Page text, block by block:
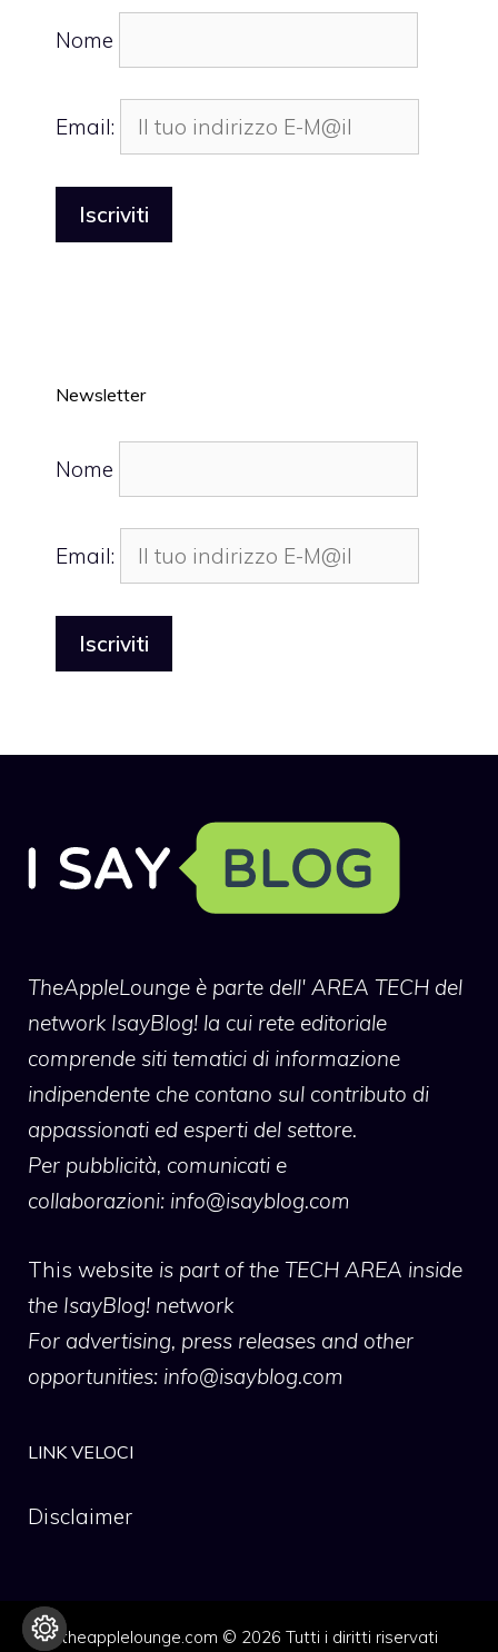
Nome
Email:
Newsletter
Nome
Email:
TheAppleLounge è parte dell' AREA TECH del
network IsayBlog! la cui rete editoriale
comprende siti tematici di informazione
indipendente che contano sul contributo di
appassionati ed esperti del settore.
Per pubblicità, comunicati e
collaborazioni: info@isayblog.com
This website is part of the TECH AREA inside
the IsayBlog! network
For advertising, press releases and other
opportunities: info@isayblog.com
LINK VELOCI
Disclaimer
theapplelounge.com © 2026 Tutti i diritti riservati